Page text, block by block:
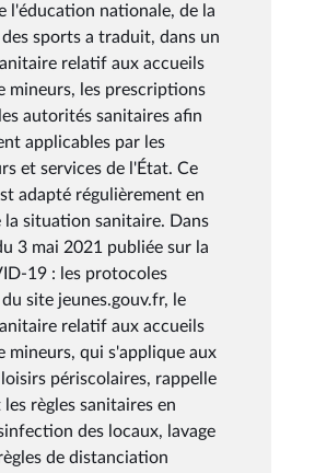
l'éducation nationale, de la
des sports a traduit, dans un
relatif aux accueils
mineurs, les prescriptions
autorités sanitaires afin
applicables par les
et services de l'État. Ce
adapté régulièrement en
situation sanitaire. Dans
3 mai 2021 publiée sur la
19 : les protocoles
site jeunes.gouv.fr, le
relatif aux accueils
mineurs, qui s'applique aux
périscolaires, rappelle
règles sanitaires en
des locaux, lavage
de distanciation